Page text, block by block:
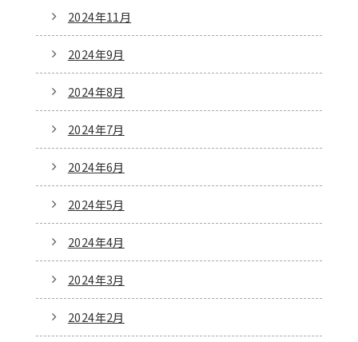
2024年11月
2024年9月
2024年8月
2024年7月
2024年6月
2024年5月
2024年4月
2024年3月
2024年2月